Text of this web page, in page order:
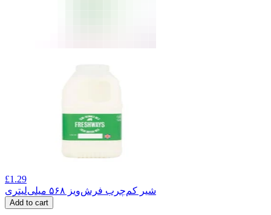
£1.29
شیر کم‌چرب فرش‌ویز ۵۶۸ میلی‌لیتری
Add to cart